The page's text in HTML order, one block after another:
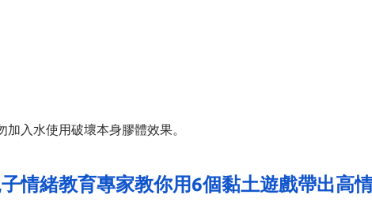
入水使用破壞本身膠體效果。
情緒教育專家教你用6個黏土遊戲帶出高